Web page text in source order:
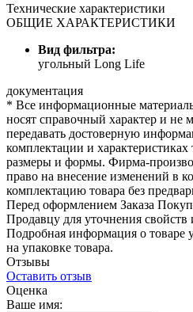
Технические характеристики
ОБЩИЕ ХАРАКТЕРИСТИКИ
Вид фильтра:
угольный Long Life
документация
* Все информационные
носят справочный характер и не
передавать достоверную
комплектации и характеристиках
размеры и формы. Фирма-
право на внесение изменений в
комплектацию товара без
Перед оформлением Заказа
Продавцу для уточнения свойств
Подробная информация о товаре
на упаковке товара.
Отзывы
Оставить отзыв
Оценка
Ваше имя: